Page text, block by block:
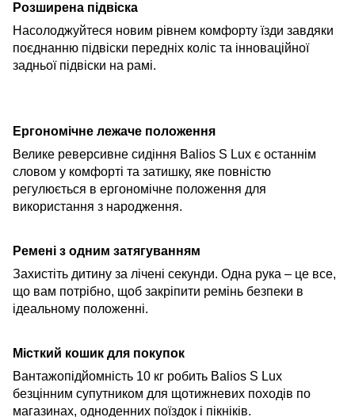
Розширена підвіска
Насолоджуйтеся новим рівнем комфорту їзди завдяки
поєднанню підвіски передніх коліс та інноваційної
задньої підвіски на рамі.
Ергономічне лежаче положення
Велике реверсивне сидіння Balios S Lux є останнім
словом у комфорті та затишку, яке повністю
регулюється в ергономічне положення для
використання з народження.
Ремені з одним затягуванням
Захистіть дитину за лічені секунди. Одна рука – це все,
що вам потрібно, щоб закріпити ремінь безпеки в
ідеальному положенні.
Місткий кошик для покупок
Вантажопідйомність 10 кг робить Balios S Lux
безцінним супутником для щотижневих походів по
магазинах, одноденних поїздок і пікніків.